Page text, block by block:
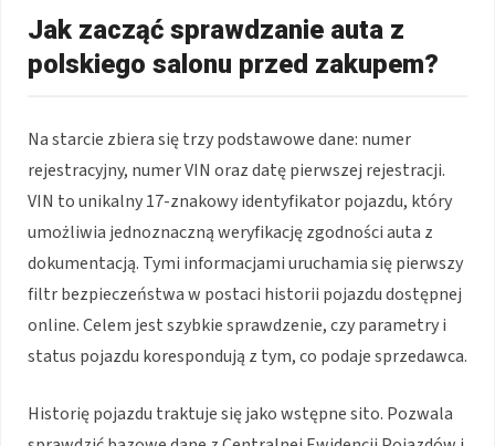
Jak zacząć sprawdzanie auta z
polskiego salonu przed zakupem?
Na starcie zbiera się trzy podstawowe dane: numer
rejestracyjny, numer VIN oraz datę pierwszej rejestracji.
VIN to unikalny 17-znakowy identyfikator pojazdu, który
umożliwia jednoznaczną weryfikację zgodności auta z
dokumentacją. Tymi informacjami uruchamia się pierwszy
filtr bezpieczeństwa w postaci historii pojazdu dostępnej
online. Celem jest szybkie sprawdzenie, czy parametry i
status pojazdu korespondują z tym, co podaje sprzedawca.
Historię pojazdu traktuje się jako wstępne sito. Pozwala